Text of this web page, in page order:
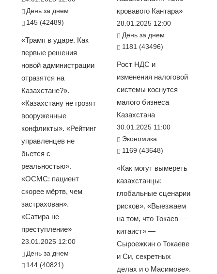
День за днем
145 (42489)
«Трамп в ударе. Как
первые решения
новой администрации
отразятся на
Казахстане?».
«Казахстану не грозят
вооруженные
конфликты». «Рейтинг
управленцев не
бьется с
реальностью».
«ОСМС: пациент
скорее мёртв, чем
застрахован».
«Сатира не
преступление»
23.01.2025 12:00
День за днем
144 (40821)
кровавого Кантара»
28.01.2025 12:00
День за днем
1181 (43496)
Рост НДС и
изменения налоговой
системы коснутся
малого бизнеса
Казахстана
30.01.2025 11:00
Экономика
1169 (43648)
«Как могут вымереть
казахстанцы:
глобальные сценарии
рисков». «Выезжаем
на том, что Токаев —
китаист» —
Сыроежкин о Токаеве
и Си, секретных
делах и о Масимове».